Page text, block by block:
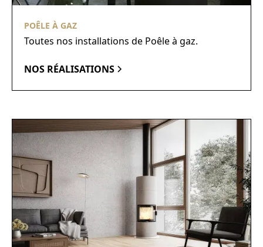
POÊLE À GAZ
Toutes nos installations de Poêle à gaz.
NOS RÉALISATIONS